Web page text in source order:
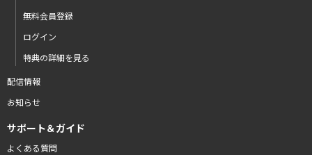
無料会員登録
ログイン
特典の詳細を見る
配信情報
お知らせ
サポート＆ガイド
よくある質問